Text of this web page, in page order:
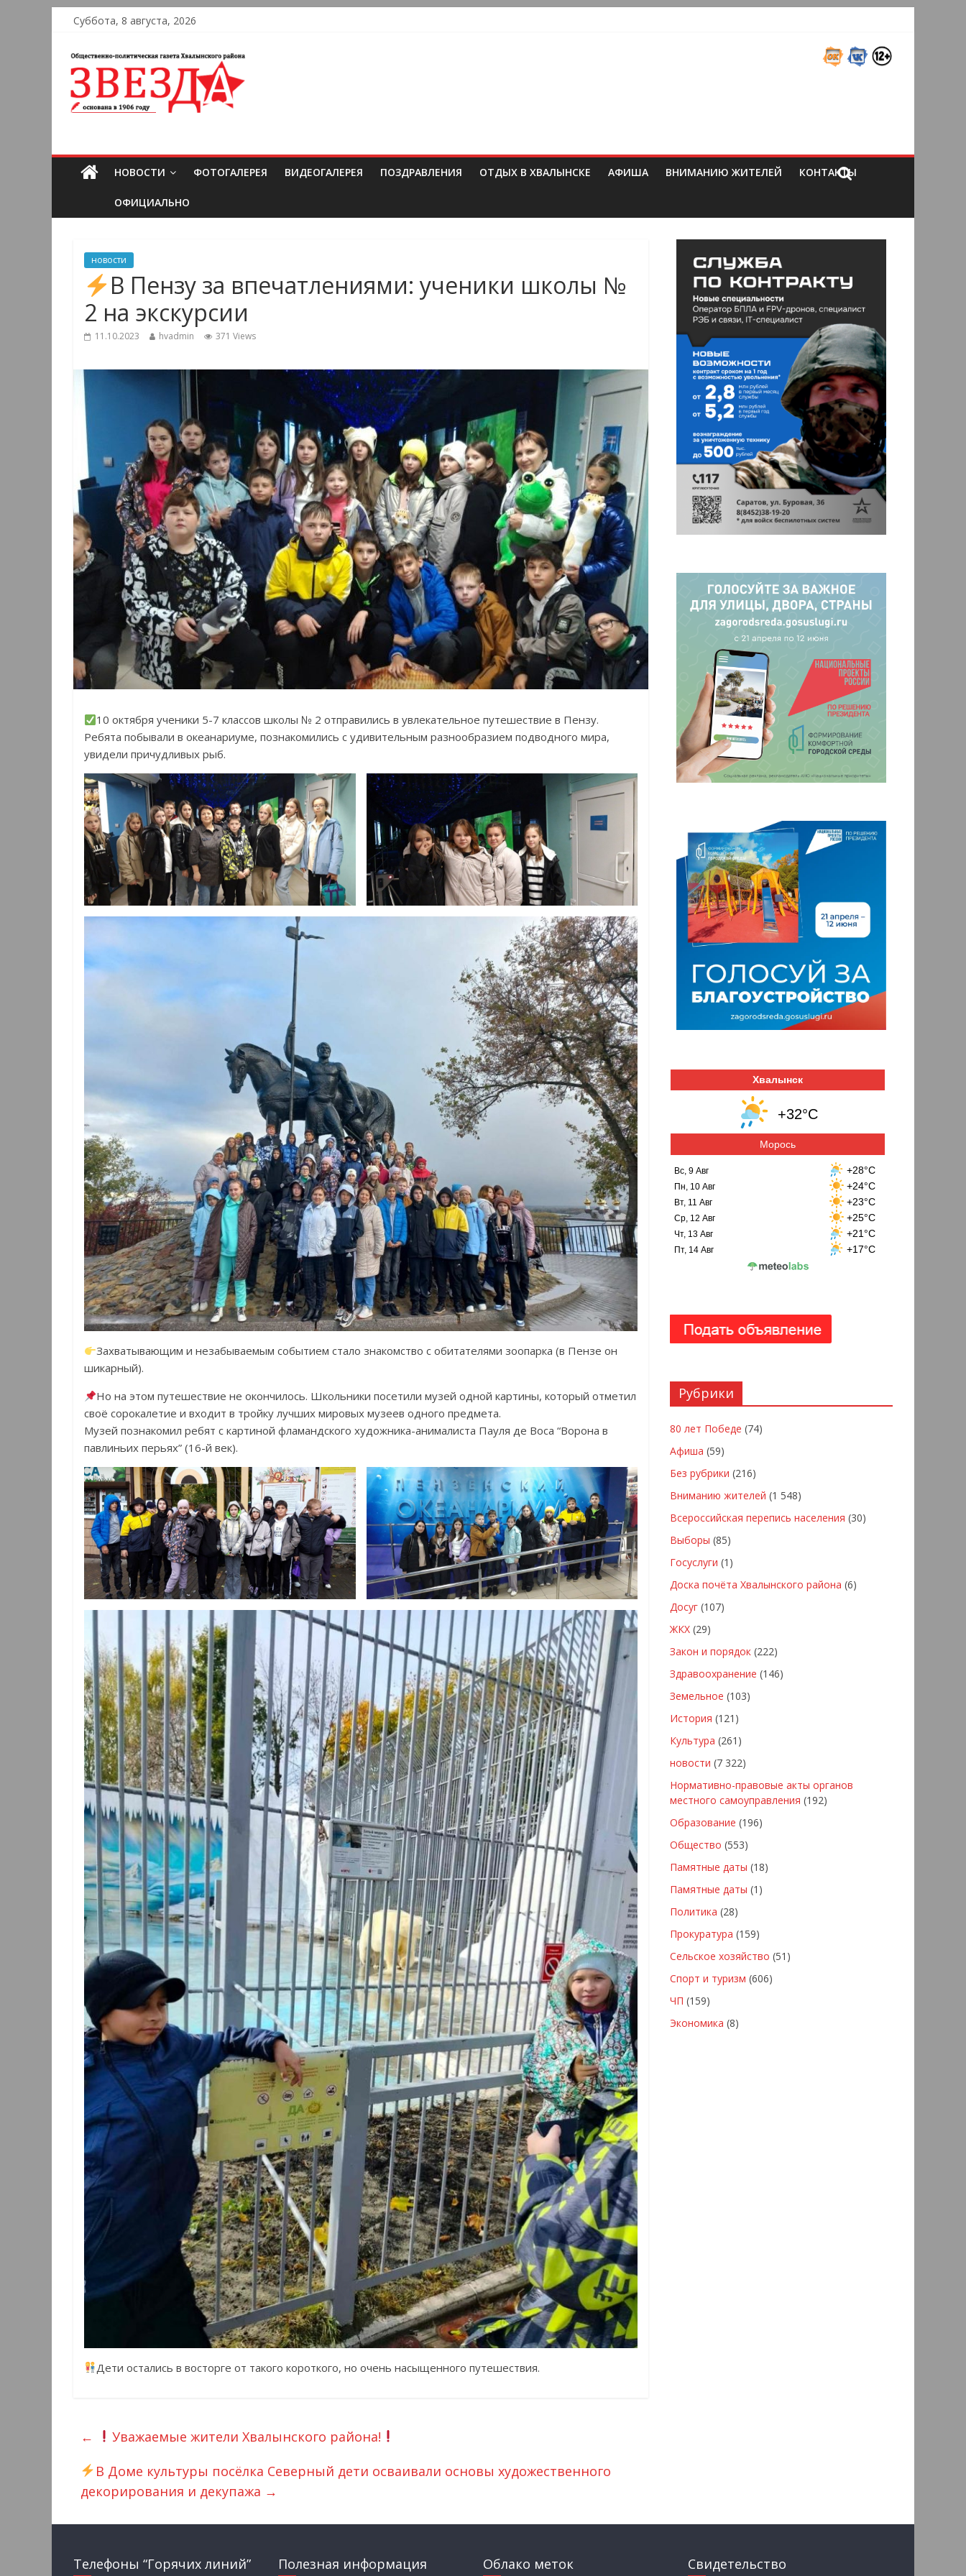
Суббота, 8 августа, 2026
НОВОСТИ ФОТОГАЛЕРЕЯ ВИДЕОГАЛЕРЕЯ ПОЗДРАВЛЕНИЯ ОТДЫХ В ХВАЛЫНСКЕ АФИША ВНИМАНИЮ ЖИТЕЛЕЙ КОНТАКТЫ
ОФИЦИАЛЬНО
новости
В Пензу за впечатлениями: ученики школы №
2 на экскурсии
11.10.2023 hvadmin 371 Views
10 октября ученики 5-7 классов школы № 2 отправились в увлекательное путешествие в Пензу.
Ребята побывали в океанариуме, познакомились с удивительным разнообразием подводного мира,
увидели причудливых рыб.
Захватывающим и незабываемым событием стало знакомство с обитателями зоопарка (в Пензе он
шикарный).
Но на этом путешествие не окончилось. Школьники посетили музей одной картины, который отметил
своё сорокалетие и входит в тройку лучших мировых музеев одного предмета.
Музей познакомил ребят с картиной фламандского художника-анималиста Пауля де Воса “Ворона в
павлиньих перьях” (16-й век).
Дети остались в восторге от такого короткого, но очень насыщенного путешествия.
←
Уважаемые жители Хвалынского района!
В Доме культуры посёлка Северный дети осваивали основы художественного
декорирования и декупажа →
Хвалынск
+32°C
Морось
Вс, 9 Авг +28°C
Пн, 10 Авг +24°C
Вт, 11 Авг +23°C
Ср, 12 Авг +25°C
Чт, 13 Авг +21°C
Пт, 14 Авг +17°C
Рубрики
80 лет Победе (74)
Афиша (59)
Без рубрики (216)
Вниманию жителей (1 548)
Всероссийская перепись населения (30)
Выборы (85)
Госуслуги (1)
Доска почёта Хвалынского района (6)
Досуг (107)
ЖКХ (29)
Закон и порядок (222)
Здравоохранение (146)
Земельное (103)
История (121)
Культура (261)
новости (7 322)
Нормативно-правовые акты органов
местного самоуправления (192)
Образование (196)
Общество (553)
Памятные даты (18)
Памятные даты (1)
Политика (28)
Прокуратура (159)
Сельское хозяйство (51)
Спорт и туризм (606)
ЧП (159)
Экономика (8)
Телефоны “Горячих линий” Полезная информация Облако меток Свидетельство